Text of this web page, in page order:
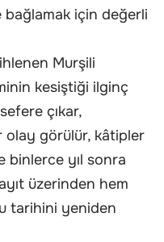
bağlamak için değerli
Murşili
kesiştiği ilginç
çıkar,
olay görülür, kâtipler
binlerce yıl sonra
üzerinden hem
tarihini yeniden